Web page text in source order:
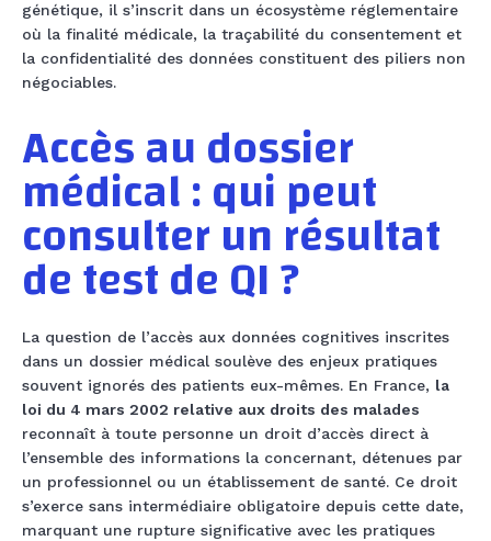
génétique, il s’inscrit dans un écosystème réglementaire
où la finalité médicale, la traçabilité du consentement et
la confidentialité des données constituent des piliers non
négociables.
Accès au dossier
médical : qui peut
consulter un résultat
de test de QI ?
La question de l’accès aux données cognitives inscrites
dans un dossier médical soulève des enjeux pratiques
souvent ignorés des patients eux-mêmes. En France, la
loi du 4 mars 2002 relative aux droits des malades
reconnaît à toute personne un droit d’accès direct à
l’ensemble des informations la concernant, détenues par
un professionnel ou un établissement de santé. Ce droit
s’exerce sans intermédiaire obligatoire depuis cette date,
marquant une rupture significative avec les pratiques